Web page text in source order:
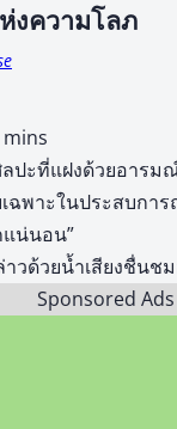
งความโลภ
ลปะที่แฝงด้วยอาร
ฉพาะในประสบกา
น่นอน”
วด้วยน้ำเสียงชื่นช
Sponsored Ads